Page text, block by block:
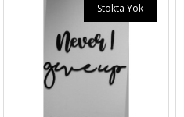
Stokta Yok